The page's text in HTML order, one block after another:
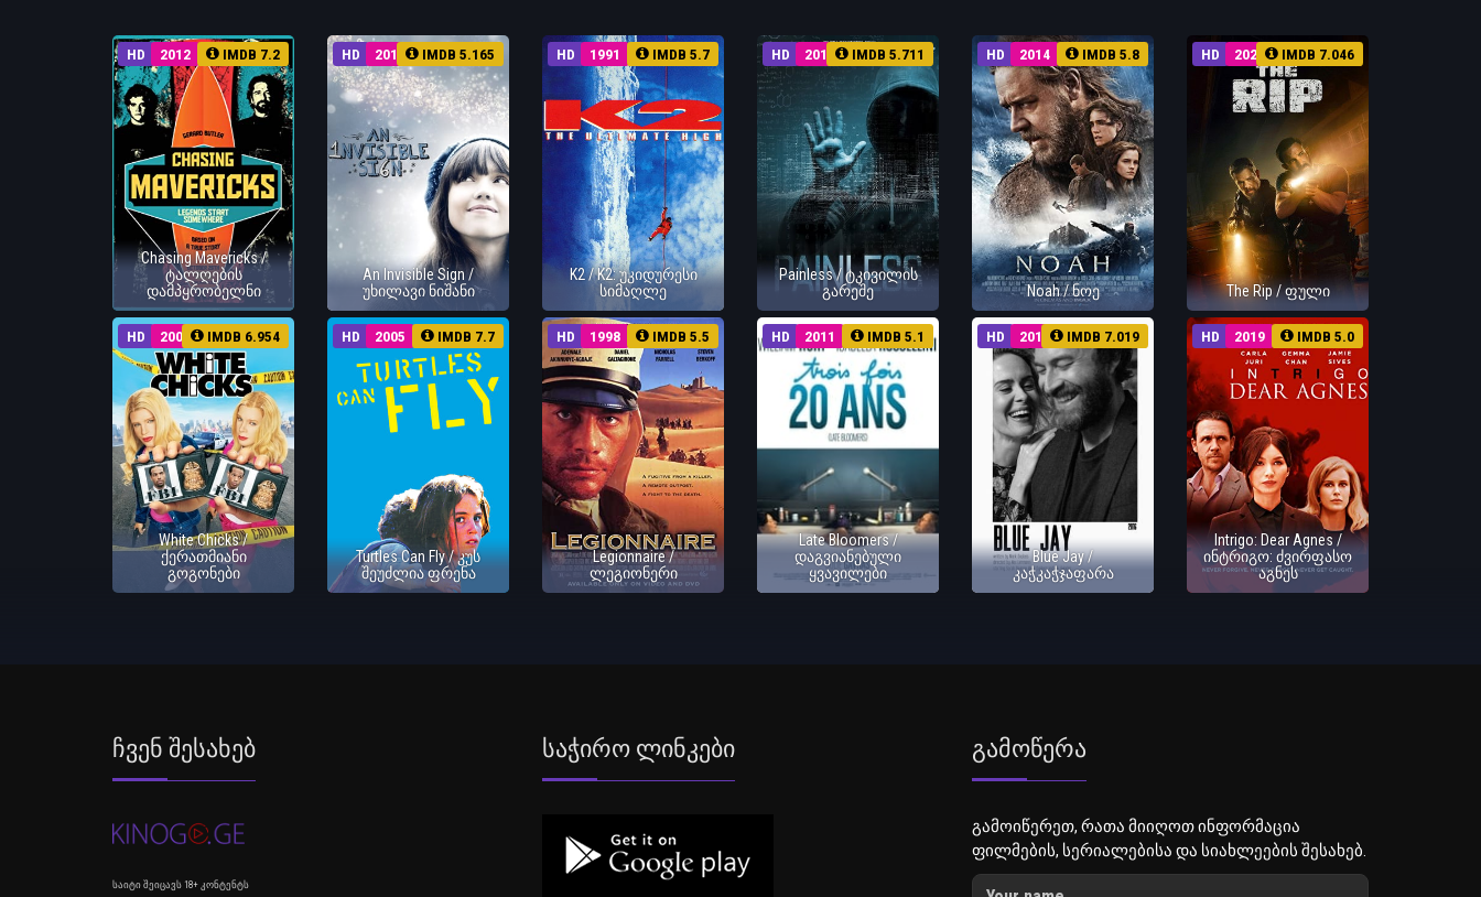
HD 2012 IMDB 7.2
Chasing Mavericks /
ტალღების
დამპყრობელნი
HD 2010 IMDB 5.165
An Invisible Sign /
უხილავი ნიშანი
HD 1991 IMDB 5.7
K2 / K2: უკიდურესი
სიმაღლე
HD 2017 IMDB 5.711
Painless / ტკივილის
გარეშე
HD 2014 IMDB 5.8
Noah / ნოე
HD 2026 IMDB 7.046
The Rip / ფული
HD 2004 IMDB 6.954
White Chicks /
ქერათმიანი
გოგონები
HD 2005 IMDB 7.7
Turtles Can Fly / კუს
შეუძლია ფრენა
HD 1998 IMDB 5.5
Legionnaire /
ლეგიონერი
HD 2011 IMDB 5.1
Late Bloomers /
დაგვიანებული
ყვავილები
HD 2016 IMDB 7.019
Blue Jay /
კაჭკაჭჯაფარა
HD 2019 IMDB 5.0
Intrigo: Dear Agnes /
ინტრიგო: ძვირფასო
აგნეს
Ჩვენ Შესახებ
საიტი შეიცავს 18+ კონტენტს
Საჭირო Ლინკები Გამოწერა
გამოიწერეთ, რათა მიიღოთ ინფორმაცია
ფილმების, სერიალებისა და სიახლეების შესახებ.